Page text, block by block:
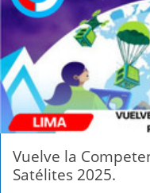
Vuelve la
Satélites 2025.